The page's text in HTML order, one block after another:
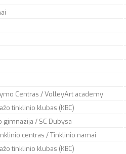
Centras / VolleyArt academy
tinklinio klubas (KBC)
gimnazija / SC Dubysa
centras / Tinklinio namai
tinklinio klubas (KBC)